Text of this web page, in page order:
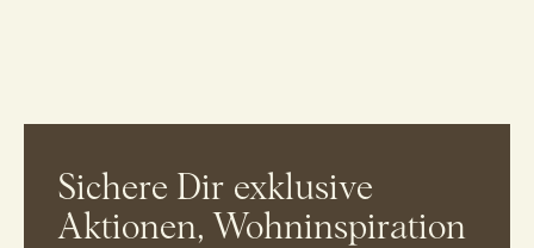
Sichere Dir exklusive
Aktionen, Wohninspiration